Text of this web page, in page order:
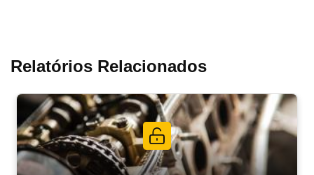
Relatórios Relacionados